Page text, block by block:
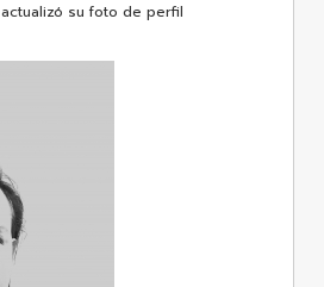
actualizó su foto de perfil